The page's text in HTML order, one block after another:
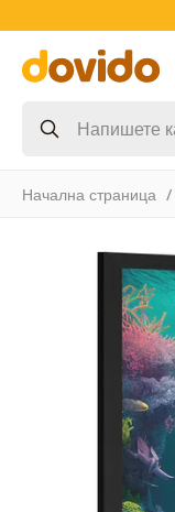
Начална страница